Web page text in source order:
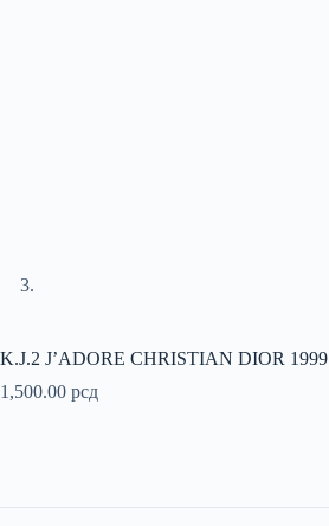
K.J.2 J’ADORE CHRISTIAN DIOR 1999
1,500.00 рсд